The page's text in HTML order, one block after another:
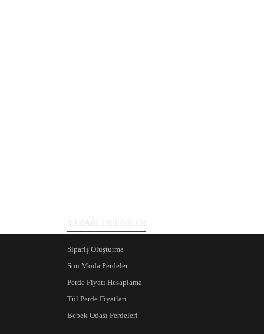
Sipariş Oluşturma
Son Moda Perdeler
Perde Fiyatı Hesaplama
Tül Perde Fiyatları
Bebek Odası Perdeleri